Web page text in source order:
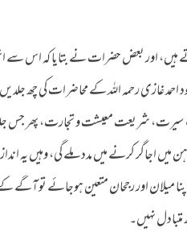
ہیں، اور بعض حضرات نے بتایا کہ اس سے
غازی رحمہ اللہ کے محاضرات کی چھ
سیرت، شریعت معیشت و تجارت، پھر جس
اجاگر کرنے میں مدد ملے گی، وہیں یہ
میلان اور رجحان متعین ہوجائے تو آگے
نہیں۔